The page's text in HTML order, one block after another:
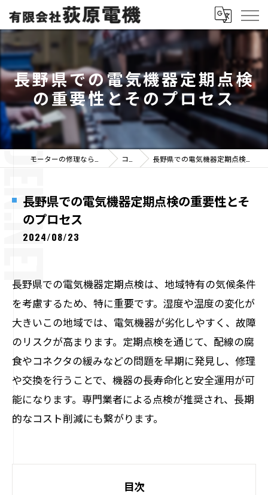
長野県での電気機器定期点検
の重要性とそのプロセス
コラム 長野県での電気機器定期点検の重要性とそのプロセス
長野県での電気機器定期点検の重要性とそ
のプロセス
2024/08/23
長野県での電気機器定期点検は、地域特有の気候条件
を考慮するため、特に重要です。湿度や温度の変化が
大きいこの地域では、電気機器が劣化しやすく、故障
のリスクが高まります。定期点検を通じて、配線の腐
食やコネクタの緩みなどの問題を早期に発見し、修理
や交換を行うことで、機器の長寿命化と安全運用が可
能になります。専門業者による点検が推奨され、長期
的なコスト削減にも繋がります。
目次